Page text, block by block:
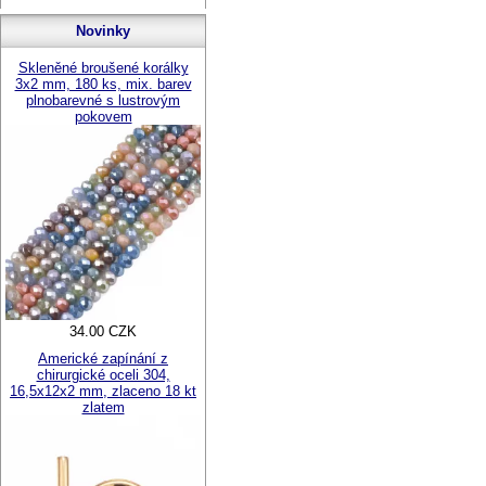
Novinky
Skleněné broušené korálky
3x2 mm, 180 ks, mix. barev
plnobarevné s lustrovým
pokovem
34.00 CZK
Americké zapínání z
chirurgické oceli 304,
16,5x12x2 mm, zlaceno 18 kt
zlatem